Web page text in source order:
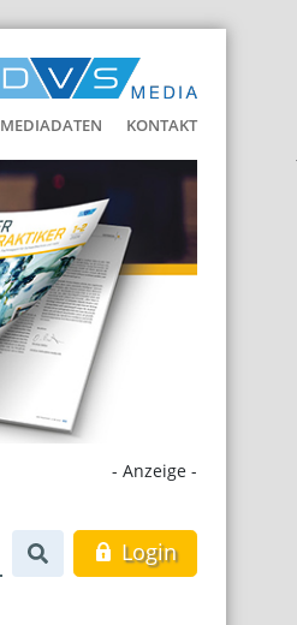
MEDIADATEN KONTAKT
- Anzeige -
Login